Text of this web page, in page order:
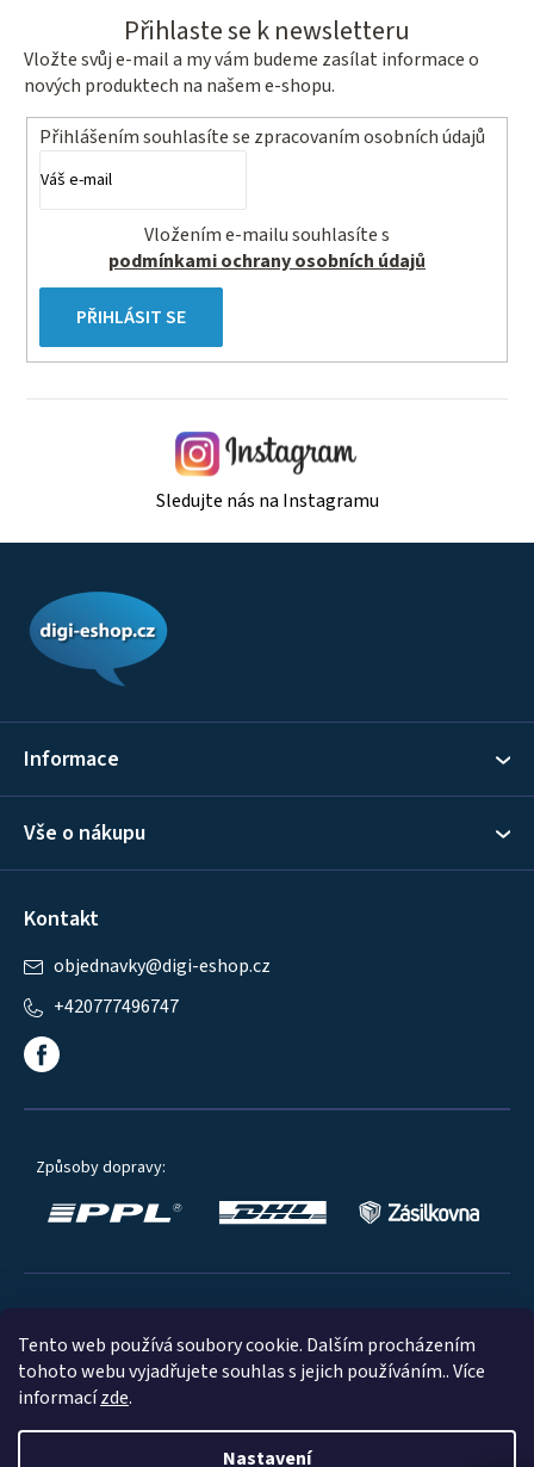
Tento web používá soubory cookie. Dalším procházením
tohoto webu vyjadřujete souhlas s jejich používáním.. Více
informacízde.
Nastavení
Přihlaste se k newsletteru
Vložte svůj e-mail a my vám budeme zasílat informace o
nových produktech na našem e-shopu.
Přihlášením souhlasíte se zpracovaním osobních údajů
podmínkami ochrany osobních údajů
PŘIHLÁSIT SE
Sledujte nás na Instagramu
Informace
Vše o nákupu
Kontakt
objednavky@digi-eshop.cz
+420777496747
Způsoby dopravy:
Oblíbené způsoby platby: